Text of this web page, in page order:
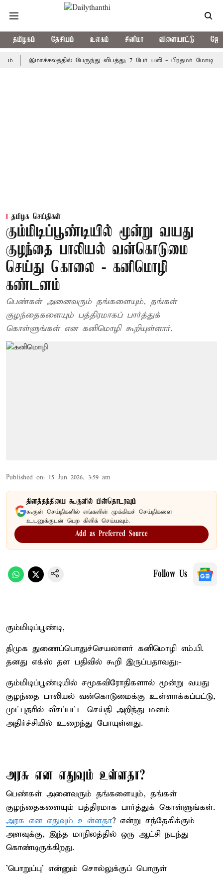
தமிழகம் தேசியம் உலகம் சினிமா விளையாட்டு
இமாச்சலத்தில் பேருந்து விபத்து; 7 பேர் பலி - பிரதமர் மோடி இரங்கல்
தமிழக செய்திகள்
கும்மிடிப்பூண்டியில் மூன்று வயது
குழந்தை பாலியல் வன்கொடுமை
செய்து கொலை - கனிமொழி
கண்டனம்
பெண்கள் அனைவரும் தங்களையும், தங்கள்
குழந்தைகளையும் பத்திரமாகப் பார்த்துக்
கொள்ளுங்கள் என கனிமொழி கூறியுள்ளார்.
Published on: 15 Jun 2026, 3:59 am
தினத்தந்தியை கூகுளில் பின்தொடரவும்
கூகுள் செய்திகளில் எங்களின் முக்கியச் செய்திகளை
உடனுக்குடன் பெற கிளிக் செய்யவும்.
Add as Preferred Source
Follow Us
கும்மிடிப்பூண்டி,
திமுக துணைப்பொதுச்செயலாளர் கனிமொழி எம்.பி.
தனது எக்ஸ் தள பதிவில் கூறி இருப்பதாவது:-
கும்மிடிப்பூண்டியில் சமூகவிரோதிகளால் மூன்று வயது
குழந்தை பாலியல் வன்கொடுமைக்கு உள்ளாக்கப்பட்டு,
முட்புதரில் வீசப்பட்ட செய்தி அறிந்து மனம்
அதிர்ச்சியில் உறைந்து போயுள்ளது.
அரசு என எதுவும் உள்ளதா?
பெண்கள் அனைவரும் தங்களையும், தங்கள்
குழந்தைகளையும் பத்திரமாக பார்த்துக் கொள்ளுங்கள்.
அரசு என எதுவும் உள்ளதா? என்று சந்தேகிக்கும்
அளவுக்கு, இந்த மாநிலத்தில் ஒரு ஆட்சி நடந்து
கொண்டிருக்கிறது.
'பொறுப்பு' என்னும் சொல்லுக்குப் பொருள்